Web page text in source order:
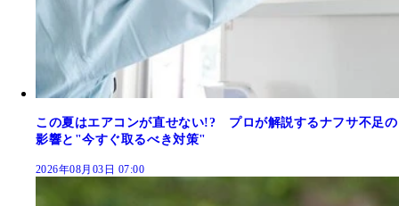
この夏はエアコンが直せない!? プロが解説するナフサ不足の
影響と"今すぐ取るべき対策"
2026年08月03日 07:00